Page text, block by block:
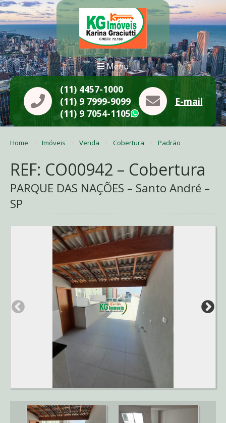
Menu
(11) 4457-1000
(11) 9 7999-9099
(11) 9 7054-1105
WhatsApp
E-mail
Home Imóveis Venda Cobertura Padrão
REF: CO00942 – Cobertura
PARQUE DAS NAÇÕES – Santo André –
SP